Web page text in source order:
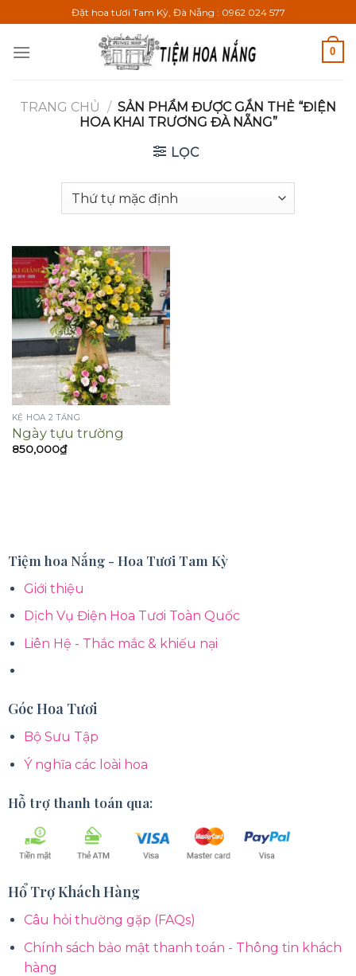
qua
nội
Đặt hoa tươi Tam Kỳ, Đà Nẵng : 0962 024 577
0
TRANG CHỦ / SẢN PHẨM ĐƯỢC GẮN THẺ “ĐIỆN
HOA KHAI TRƯƠNG ĐÀ NẴNG”
LỌC
KỆ HOA 2 TẦNG
Ngày tựu trường
850,000₫
Tiệm hoa Nắng - Hoa Tươi Tam Kỳ
Giới thiệu
Dịch Vụ Điện Hoa Tươi Toàn Quốc
Liên Hệ - Thắc mắc & khiếu nại
Góc Hoa Tươi
Bộ Sưu Tập
Ý nghĩa các loài hoa
Hỗ trợ thanh toán qua:
Hổ Trợ Khách Hàng
Câu hỏi thường gặp (FAQs)
Chính sách bảo mật thanh toán - Thông tin khách
hàng